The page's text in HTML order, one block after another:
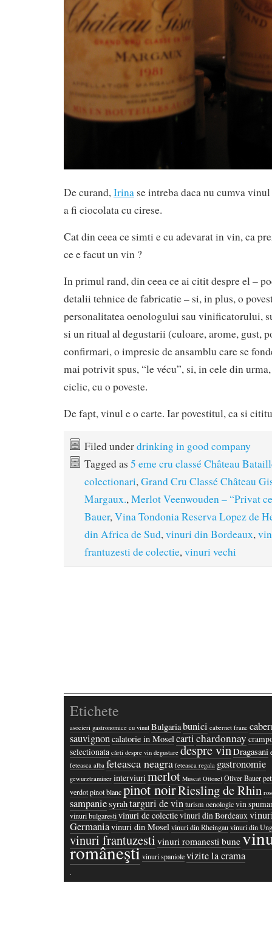
De curand,Irina se intreba daca nu cumva
a fi ciocolata cu cirese.
Cat din ceea ce simti e cu adevarat in vin, ca
ce e facut un vin ?
In primul rand, din ceea ce ai citit despre el –
detalii tehnice de fabricatie – si, in plus, o
personalitatea oenologului sau vinificatorului,
si un ritual al degustarii (culoare, arome, gust,
confirmari, o impresie de ansamblu care se
mai potrivit spus, “le vécu”, si, in cele din
ciclic, cu o poveste.
De fapt, vinul e o carte. Iar povestitul, ca si
Filed underdrinking in good company
Tagged as 5 eme cru classé Château
colectionari,Grand Cru Classé Château
Margaux.,Merlot Veenwouden – “Privat
Bauer,Vina Tondonia Reserva Lopez de
din Africa de Sud,vinuri din Bordeaux,
frantuzesti de colectie,vinuri vechi
Etichete
asocieri gastronomice cu vinul Bulgariabunici cabernet franc
sauvignoncalatorie in Mosel cartichardonnay
selectionata cărti despre vin degustare despre vinDragasani
feteasca alba feteasca neagra feteasca regala gastronomie
gewurztraminer interviuri merlot Muscat Ottonel Oliver Bauer
verdotpinot blancpinot noirRiesling de Rhin
sampaniesyrahtarguri de vinturism oenologicvin
vinuri bulgarestivinuri de colectievinuri din Bordeaux
Germaniavinuri din Mosel vinuri din Rheingauvinuri din
vinuri frantuzesti vinuri romanesti bune
româneştivinuri spaniolevizite la crama
·